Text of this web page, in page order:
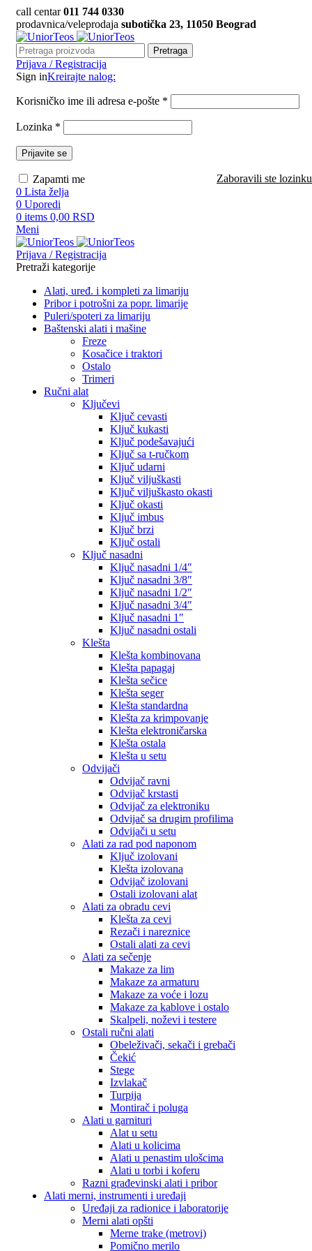
call centar011 744 0330
prodavnica/veleprodaja subotička 23, 11050 Beograd
Pretraga
Prijava / Registracija
Sign inKreirajte nalog:
Korisničko ime ili adresa e-pošte *
Lozinka *
Prijavite se
Zaboravili ste
Zapamti me
0 Lista želja
0 Uporedi
0 items 0,00 RSD
Meni
Prijava / Registracija
Pretraži kategorije
Alati, uređ. i kompleti za limariju
Pribor i potrošni za popr. limarije
Puleri/spoteri za limariju
Baštenski alati i mašine
Freze
Kosačice i traktori
Ostalo
Trimeri
Ručni alat
Ključevi
Ključ cevasti
Ključ kukasti
Ključ podešavajući
Ključ sa t-ručkom
Ključ udarni
Ključ viljuškasti
Ključ viljuškasto okasti
Ključ okasti
Ključ imbus
Ključ brzi
Ključ ostali
Ključ nasadni
Ključ nasadni 1/4″
Ključ nasadni 3/8″
Ključ nasadni 1/2″
Ključ nasadni 3/4″
Ključ nasadni 1″
Ključ nasadni ostali
Klešta
Klešta kombinovana
Klešta papagaj
Klešta sečice
Klešta seger
Klešta standardna
Klešta za krimpovanje
Klešta elektroničarska
Klešta ostala
Klešta u setu
Odvijači
Odvijač ravni
Odvijač krstasti
Odvijač za elektroniku
Odvijač sa drugim profilima
Odvijači u setu
Alati za rad pod naponom
Ključ izolovani
Klešta izolovana
Odvijač izolovani
Ostali izolovani alat
Alati za obradu cevi
Klešta za cevi
Rezači i nareznice
Ostali alati za cevi
Alati za sečenje
Makaze za lim
Makaze za armaturu
Makaze za voće i lozu
Makaze za kablove i ostalo
Skalpeli, noževi i testere
Ostali ručni alati
Obeleživači, sekači i grebači
Čekić
Stege
Izvlakač
Turpija
Montirač i poluga
Alati u garnituri
Alat u setu
Alati u kolicima
Alati u penastim ulošcima
Alati u torbi i koferu
Razni građevinski alati i pribor
Alati merni, instrumenti i uređaji
Uređaji za radionice i laboratorije
Merni alati opšti
Merne trake (metrovi)
Pomično merilo